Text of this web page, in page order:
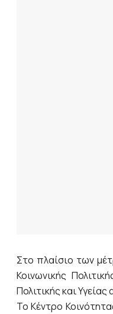
Στο πλαίσιο των
Κοινωνικής
Πολιτικής και
Το Κέντρο